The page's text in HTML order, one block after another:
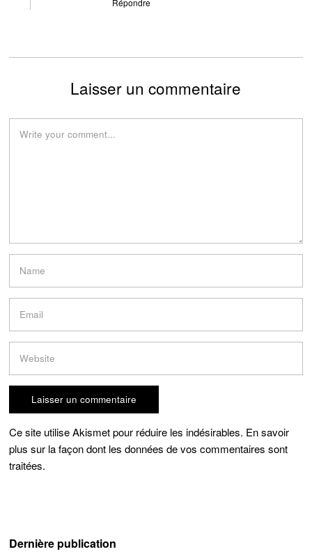
Répondre
Laisser un commentaire
Ce site utilise Akismet pour réduire les indésirables. En savoir
plus sur la façon dont les données de vos commentaires sont
traitées.
Dernière publication